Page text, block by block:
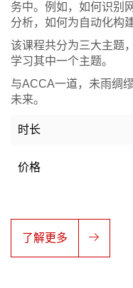
务中。例如，如何识别
分析，如何为自动化构
该课程共分为三大主题
学习其中一个主题。
与ACCA一道，未雨绸
未来。
时长
价格
了解更多